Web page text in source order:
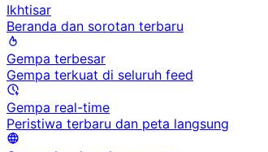
Ikhtisar
Beranda dan sorotan terbaru
Gempa terbesar
Gempa terkuat di seluruh feed
Gempa real-time
Peristiwa terbaru dan peta langsung